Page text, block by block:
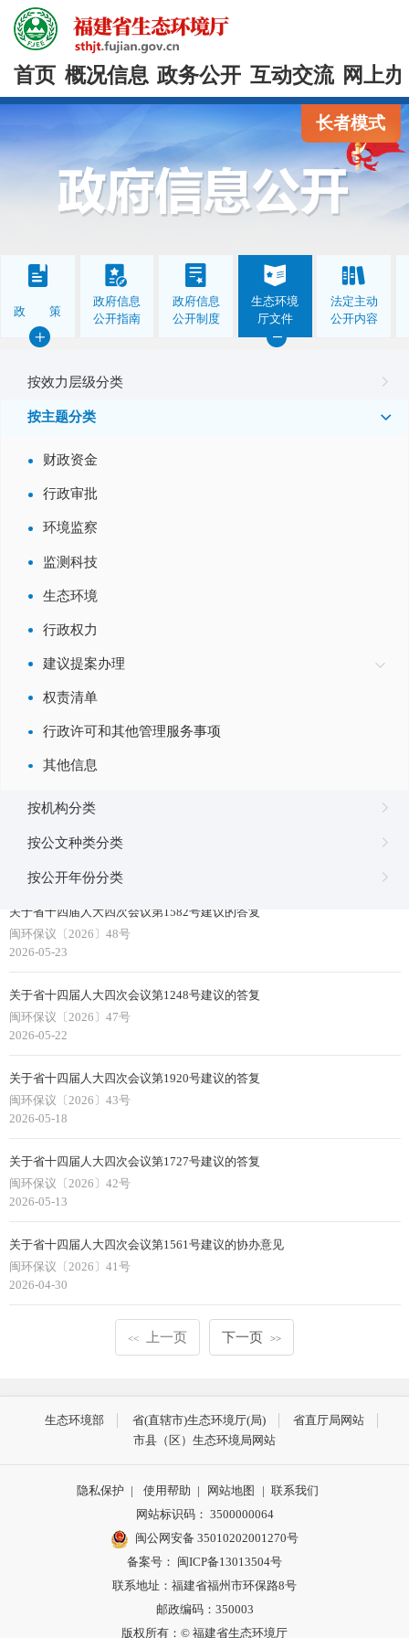
首页 概况信息 政务公开 互动交流 网上
长者模式
政 策
政府信息
公开指南
政府信息
公开制度
生态环境
厅文件
按效力层级分类
按主题分类
财政资金
行政审批
环境监察
监测科技
生态环境
行政权力
建议提案办理
权责清单
行政许可和其他管理服务事项
其他信息
按机构分类
按公文种类分类
按公开年份分类
法定主动
公开内容
关于省十四届人大四次会议第1791号建议的答复
闽环保议〔2026〕56号
2026-05-27
闽环保议〔2026〕55号
关于省十四届人大四次会议第1719号建议的答复
2026-05-26
闽环保议〔2026〕51号
闽环保议〔2026〕50号
2026-05-27
关于省十四届人大四次会议第1582号建议的答复
闽环保议〔2026〕48号
2026-05-23
关于省十四届人大四次会议第1248号建议的答复
闽环保议〔2026〕47号
2026-05-22
关于省十四届人大四次会议第1920号建议的答复
闽环保议〔2026〕43号
2026-05-18
关于省十四届人大四次会议第1727号建议的答复
闽环保议〔2026〕42号
2026-05-13
关于省十四届人大四次会议第1561号建议的协办意见
闽环保议〔2026〕41号
2026-04-30
<< 上一页 下一页 >>
生态环境部 省(直辖市)生态环境厅(局)
省直厅局网站
市县（区）生态环境局网站
隐私保护 | 使用帮助 | 网站地图 | 联系我们
网站标识码： 3500000064
闽公网安备 35010202001270号
备案号： 闽ICP备13013504号
联系地址：福建省福州市环保路8号
邮政编码：350003
版权所有：© 福建省生态环境厅